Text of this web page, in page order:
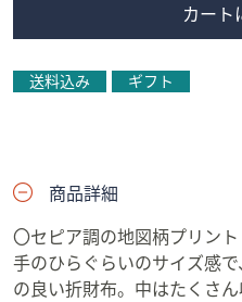
カート
送料込み ギフト
商品詳細
〇セピア調の地図柄プリント
手のひらぐらいのサイズ感
の良い折財布。中はたくさ